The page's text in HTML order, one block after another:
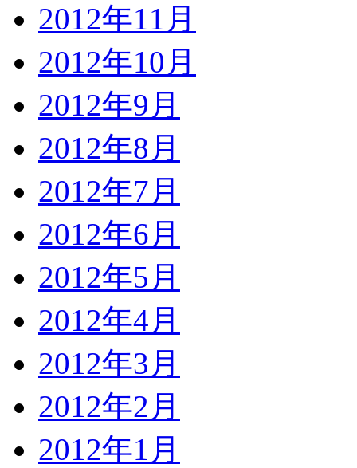
2012年11月
2012年10月
2012年9月
2012年8月
2012年7月
2012年6月
2012年5月
2012年4月
2012年3月
2012年2月
2012年1月